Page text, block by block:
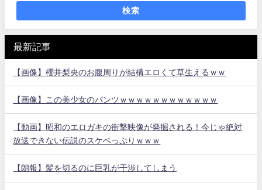
検索
最新記事
【画像】櫻井梨央のお腹周りが結構エロくて草生えるｗｗ
【画像】この美少女のパンツｗｗｗｗｗｗｗｗｗｗｗｗ
【動画】昭和のエロガキの衝撃映像が発掘される！今じゃ絶対
放送できない伝説のスケベっぷりｗｗｗ
【朗報】髪を切るのに巨乳が干渉してしまう